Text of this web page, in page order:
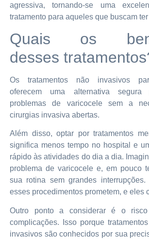
agressiva, tornando-se uma
tratamento para aqueles que buscam
Quais os
desses
Os tratamentos não invasivos
oferecem uma alternativa segura
problemas de varicocele sem a
cirurgias invasiva abertas.
Além disso, optar por tratamentos
significa menos tempo no hospital e
rápido às atividades do dia a dia.
problema de varicocele e, em pouco
sua rotina sem grandes
esses procedimentos prometem, e eles
Outro ponto a considerar é o
complicações. Isso porque
invasivos são conhecidos por sua